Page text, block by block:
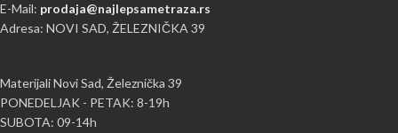
E-Mail: prodaja@najlepsametraza.rs
Adresa: NOVI SAD, ŽELEZNIČKA 39
Materijali Novi Sad, Železnička 39
PONEDELJAK - PETAK: 8-19h
SUBOTA: 09-14h